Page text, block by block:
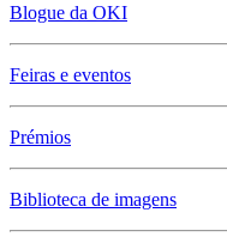
Blogue da OKI
Feiras e eventos
Prémios
Biblioteca de imagens